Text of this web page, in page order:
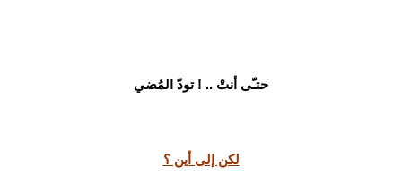
حتـّى أنتْ .. ! تودّ المُضي
لكن إلى أين ؟